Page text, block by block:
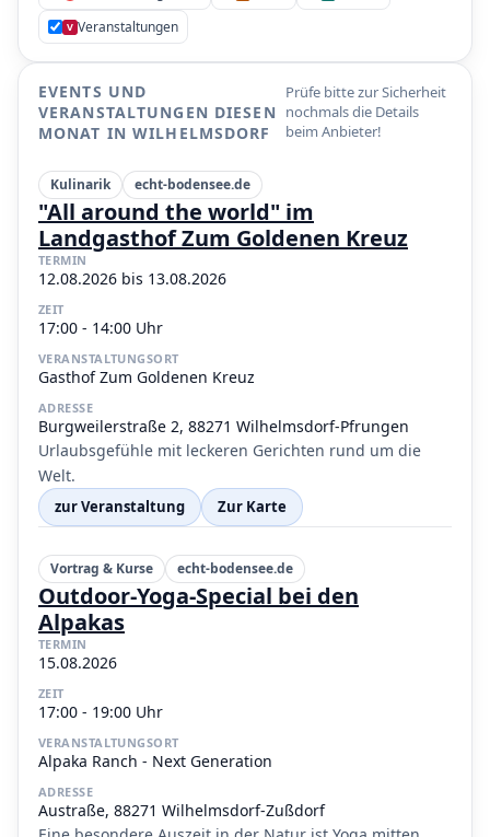
V Veranstaltungen
EVENTS UND
VERANSTALTUNGEN DIESEN
MONAT IN WILHELMSDORF
Prüfe bitte zur Sicherheit
nochmals die Details
beim Anbieter!
Kulinarik echt-bodensee.de
"All around the world" im
Landgasthof Zum Goldenen Kreuz
TERMIN
12.08.2026 bis 13.08.2026
ZEIT
17:00 - 14:00 Uhr
VERANSTALTUNGSORT
Gasthof Zum Goldenen Kreuz
ADRESSE
Burgweilerstraße 2, 88271 Wilhelmsdorf-Pfrungen
Urlaubsgefühle mit leckeren Gerichten rund um die
Welt.
zur Veranstaltung Zur Karte
Vortrag & Kurse echt-bodensee.de
Outdoor-Yoga-Special bei den
Alpakas
TERMIN
15.08.2026
ZEIT
17:00 - 19:00 Uhr
VERANSTALTUNGSORT
Alpaka Ranch - Next Generation
ADRESSE
Austraße, 88271 Wilhelmsdorf-Zußdorf